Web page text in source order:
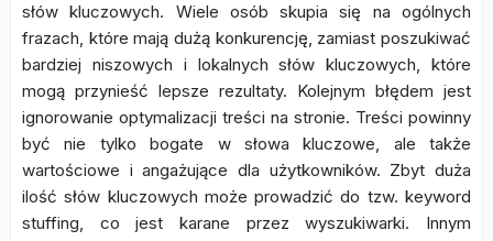
słów kluczowych. Wiele osób skupia się na ogólnych
frazach, które mają dużą konkurencję, zamiast poszukiwać
bardziej niszowych i lokalnych słów kluczowych, które
mogą przynieść lepsze rezultaty. Kolejnym błędem jest
ignorowanie optymalizacji treści na stronie. Treści powinny
być nie tylko bogate w słowa kluczowe, ale także
wartościowe i angażujące dla użytkowników. Zbyt duża
ilość słów kluczowych może prowadzić do tzw. keyword
stuffing, co jest karane przez wyszukiwarki. Innym